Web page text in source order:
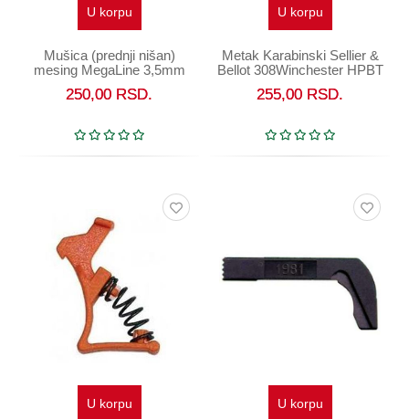
U korpu
Mušica (prednji nišan)
mesing MegaLine 3,5mm
250,00 RSD.
U korpu
Metak Karabinski Sellier &
Bellot 308Winchester HPBT
255,00 RSD.
U korpu U korpu